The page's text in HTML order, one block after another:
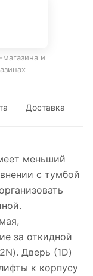
и
Доставка
меньший
с тумбой
за откидной
Дверь (1D)
к корпусу